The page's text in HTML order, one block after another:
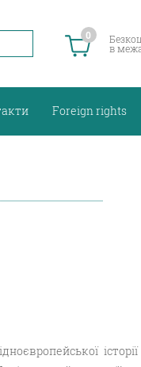
0
в
Foreign rights
історії